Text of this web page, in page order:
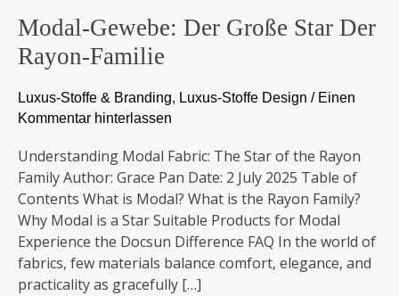
Modal-Gewebe: Der Große Star Der
Rayon-Familie
Luxus-Stoffe & Branding, Luxus-Stoffe Design / Einen
Kommentar hinterlassen
Understanding Modal Fabric: The Star of the Rayon
Family Author: Grace Pan Date: 2 July 2025 Table of
Contents What is Modal? What is the Rayon Family?
Why Modal is a Star Suitable Products for Modal
Experience the Docsun Difference FAQ In the world of
fabrics, few materials balance comfort, elegance, and
practicality as gracefully […]